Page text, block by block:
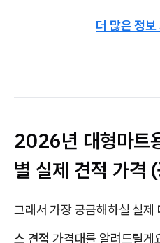
더 많은 정
2026년 대형마트
별 실제 견적 가격
그래서 가장 궁금해하실 실제
스 견적 가격대를 알려드릴게